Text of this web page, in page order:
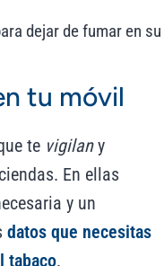
tu móvil
te vigilany
En ellas
y un
datos que necesitas
tabaco.